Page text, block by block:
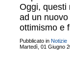
Oggi, questi
ad un
ottimismo e
Pubblicato in Notizie
Martedì, 01 Giugno